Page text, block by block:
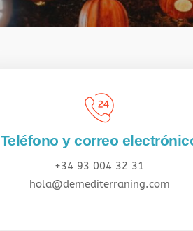
Teléfono y correo
+34 93 004 32 31
hola@demediterraning.com